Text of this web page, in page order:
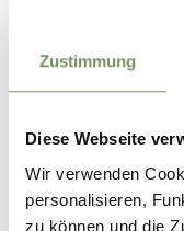
Zustimmung
Diese Webseite
Wir verwenden
personalisieren,
zu können und die
+39 347 1341721
DID YOU FIND